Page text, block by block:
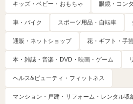
キッズ・ベビー・おもちゃ 眼鏡・コン
車・バイク スポーツ用品・自転車
通販・ネットショップ 花・ギフト・手
本・雑誌・音楽・DVD・映画・ゲーム
ヘルス&ビューティ・フィットネス
マンション・戸建・リフォーム・レンタル収